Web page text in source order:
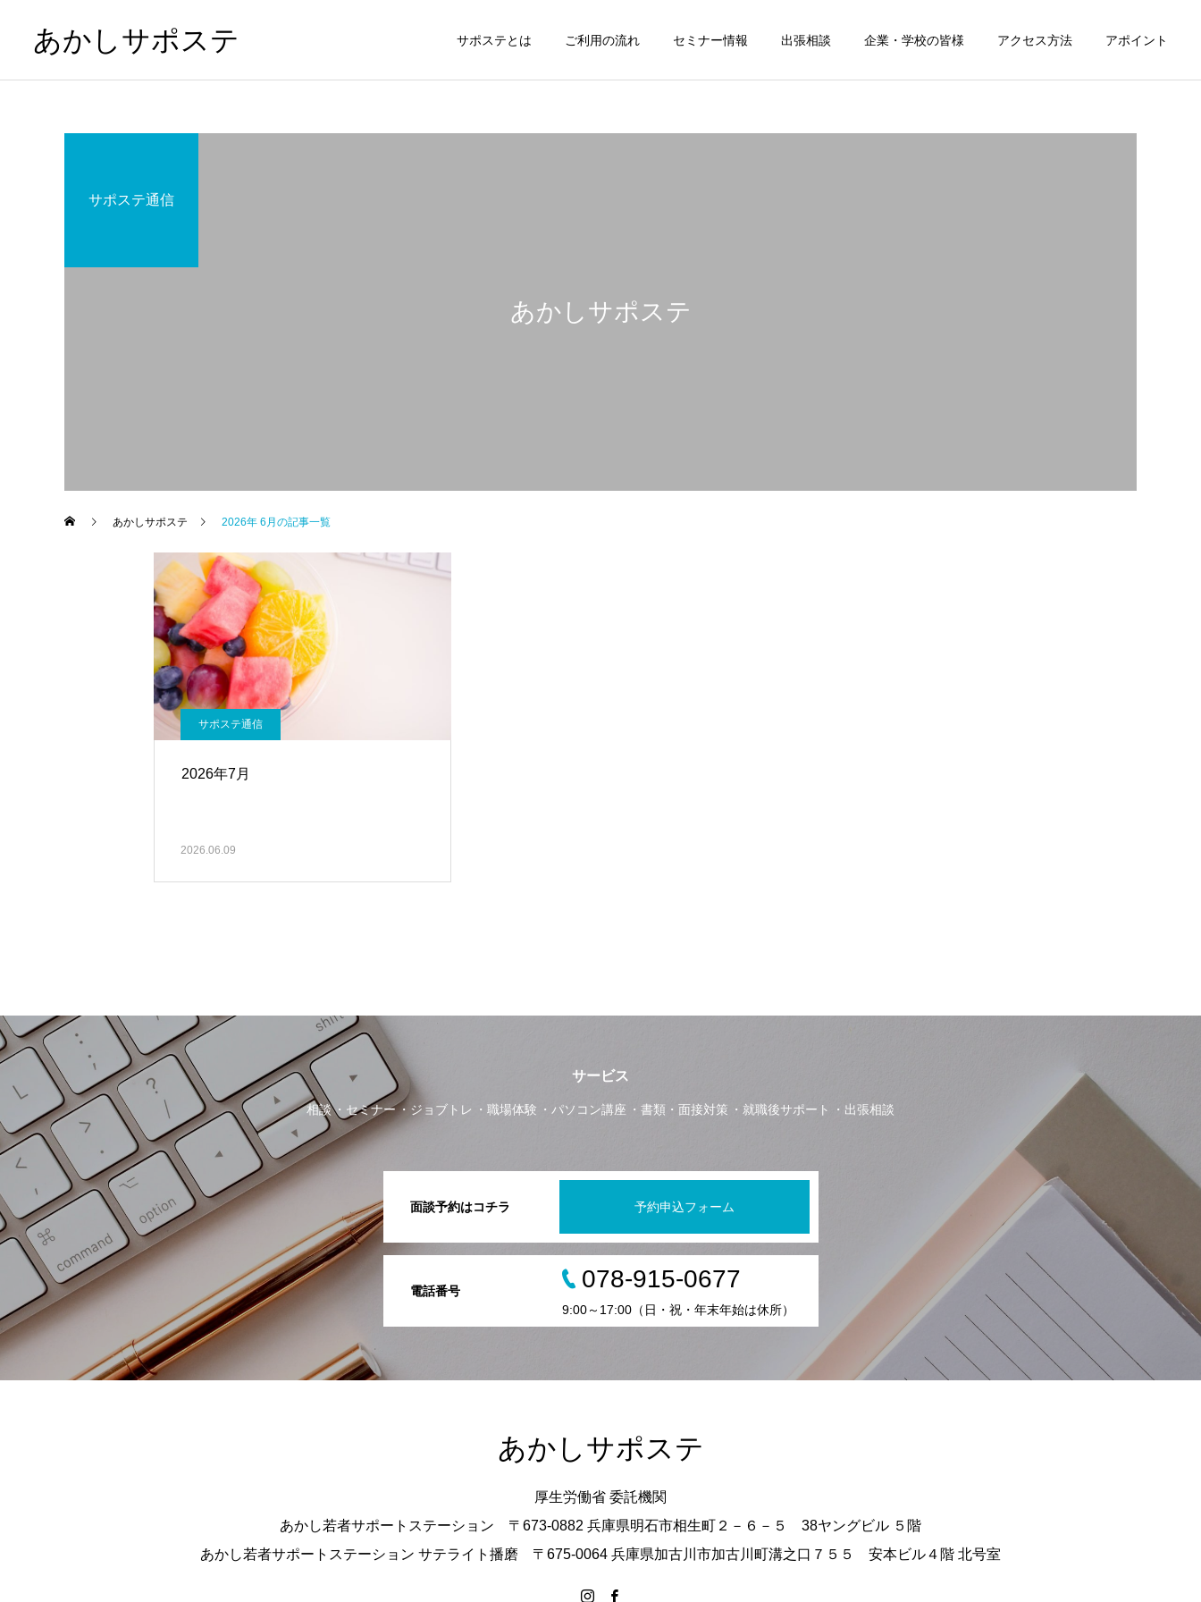
あかしサポステ サポステとは ご利用の流れ セミナー情報 出張相談 企業・学校の皆様 アクセス方法 アポイント
あかしサポステ
サポステ通信
あかしサポステ 2026年 6月の記事一覧
サポステ通信
2026年7月
2026.06.09
サービス
相談 セミナー ジョブトレ 職場体験 パソコン講座 書類・面接対策 就職後サポート 出張相談
面談予約はコチラ 予約申込フォーム
電話番号 078-915-0677
9:00～17:00（日・祝・年末年始は休所）
あかしサポステ
厚生労働省 委託機関
あかし若者サポートステーション 〒673-0882 兵庫県明石市相生町２－６－５ 38ヤングビル ５階
あかし若者サポートステーション サテライト播磨 〒675-0064 兵庫県加古川市加古川町溝之口７５５ 安本ビル４階 北号室